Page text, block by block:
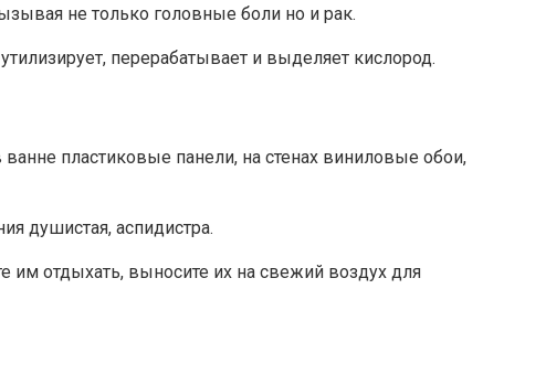
не только головные боли но и рак.
перерабатывает и выделяет кислород.
пластиковые панели, на стенах виниловые обои,
душистая, аспидистра.
им отдыхать, выносите их на свежий воздух для